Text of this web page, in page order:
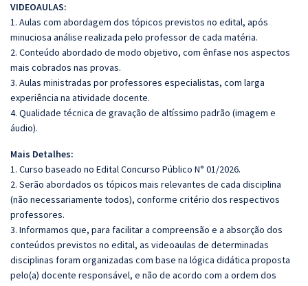
VIDEOAULAS:
1. Aulas com abordagem dos tópicos previstos no edital, após
minuciosa análise realizada pelo professor de cada matéria.
2. Conteúdo abordado de modo objetivo, com ênfase nos aspectos
mais cobrados nas provas.
3. Aulas ministradas por professores especialistas, com larga
experiência na atividade docente.
4. Qualidade técnica de gravação de altíssimo padrão (imagem e
áudio).
Mais Detalhes:
1. Curso baseado no Edital Concurso Público N° 01/2026.
2. Serão abordados os tópicos mais relevantes de cada disciplina
(não necessariamente todos), conforme critério dos respectivos
professores.
3. Informamos que, para facilitar a compreensão e a absorção dos
conteúdos previstos no edital, as videoaulas de determinadas
disciplinas foram organizadas com base na lógica didática proposta
pelo(a) docente responsável, e não de acordo com a ordem dos